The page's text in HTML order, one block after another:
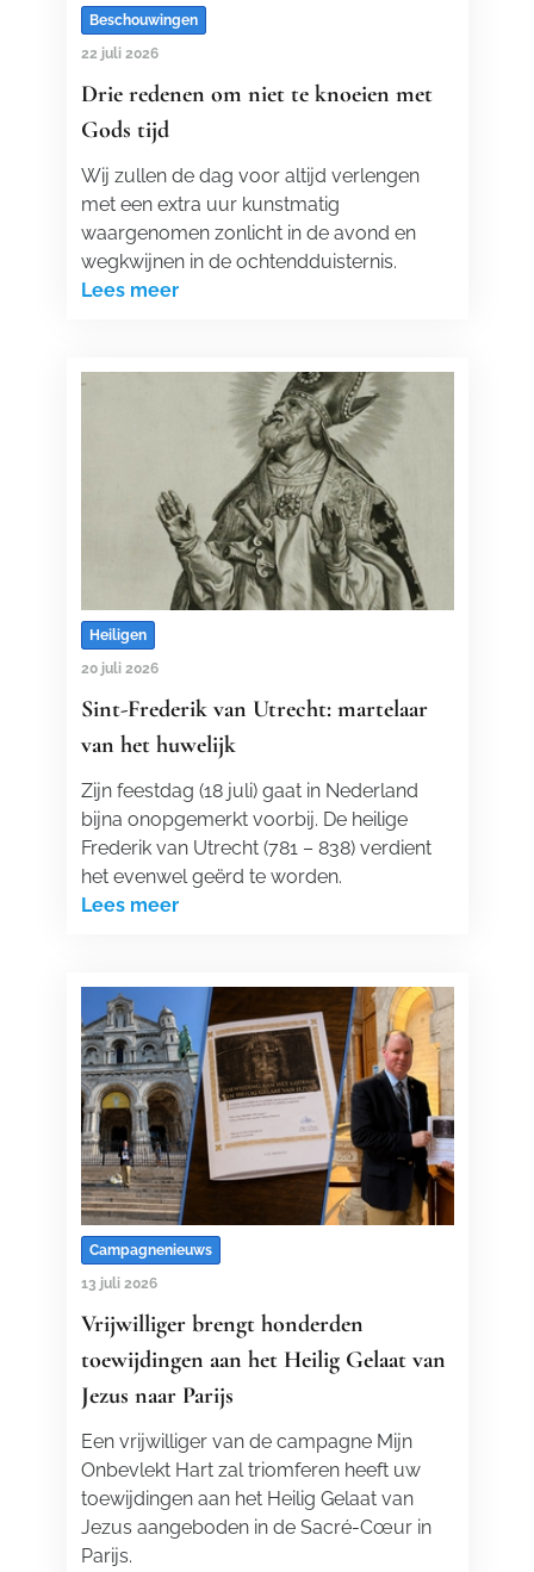
Beschouwingen
22 juli 2026
Drie redenen om niet te knoeien met
Gods tijd
Wij zullen de dag voor altijd verlengen
met een extra uur kunstmatig
waargenomen zonlicht in de avond en
wegkwijnen in de ochtendduisternis.
Lees meer
Heiligen
20 juli 2026
Sint-Frederik van Utrecht: martelaar
van het huwelijk
Zijn feestdag (18 juli) gaat in Nederland
bijna onopgemerkt voorbij. De heilige
Frederik van Utrecht (781 – 838) verdient
het evenwel geërd te worden.
Lees meer
Campagnenieuws
13 juli 2026
Vrijwilliger brengt honderden
toewijdingen aan het Heilig Gelaat van
Jezus naar Parijs
Een vrijwilliger van de campagne Mijn
Onbevlekt Hart zal triomferen heeft uw
toewijdingen aan het Heilig Gelaat van
Jezus aangeboden in de Sacré-Cœur in
Parijs.